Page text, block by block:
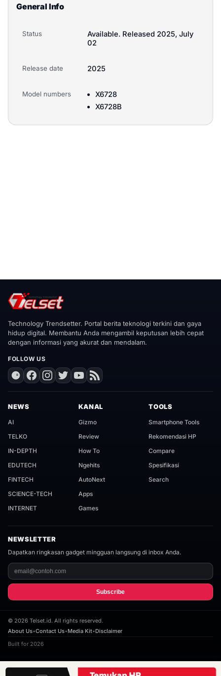
General Info
Status
Available. Released 2025, July
02
Release date 2025
Model numbers
X6728
X6728B
Technology Trendsetter. Portal berita teknologi terkini dan gaya
hidup digital. Membantu Anda mengambil keputusan lebih cepat
dengan informasi yang akurat dan mendalam.
FOLLOW US
NEWS
AI
TELKO
IN-DEPTH
EDUTECH
FINTECH
SCIENCE-TECH
INTERNET
KANAL
Gizmo
Review
How To
Ngehits
AutoNext
Apps
Games
TOOLS
Smartphone Tools
Rekomendasi HP
Compare
Spesifikasi
Search
NEWSLETTER
Dapatkan ringkasan gadget mingguan langsung di inbox Anda.
Subscribe
© 2026 Telset.id. All rights reserved.
About Us•Contact Us•Media Kit•Disclaimer
Built for 2026